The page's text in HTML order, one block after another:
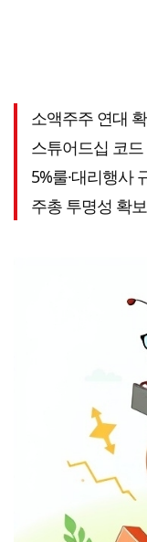
소액주주 연대
스튜어드십 코
5%룰·대리행사
주총 투명성 확